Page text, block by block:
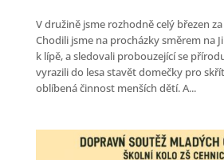
V družině jsme rozhodně celý březen
Chodili jsme na procházky směrem na
k lípě, a sledovali probouzející se
vyrazili do lesa stavět domečky pro
oblíbená činnost menších dětí. A...